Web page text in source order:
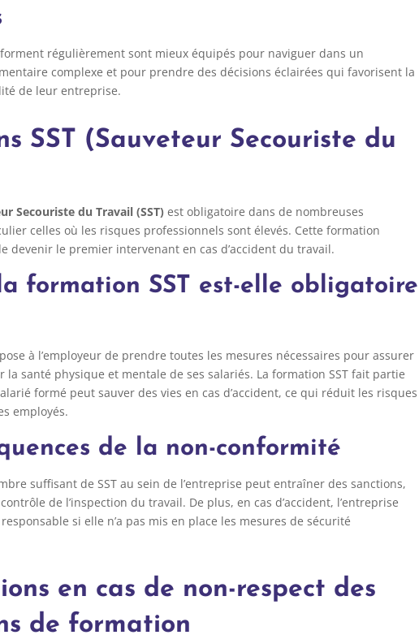
régulièrement sont mieux équipés pour naviguer dans un
complexe et pour prendre des décisions éclairées qui favorisent la
de leur entreprise.
SST (Sauveteur Secouriste du
Secouriste du Travail (SST) est obligatoire dans de nombreuses
celles où les risques professionnels sont élevés. Cette formation
devenir le premier intervenant en cas d’accident du travail.
formation SST est-elle obligatoire
à l’employeur de prendre toutes les mesures nécessaires pour assurer
la santé physique et mentale de ses salariés. La formation SST fait partie
formé peut sauver des vies en cas d’accident, ce qui réduit les risques
employés.
de la non-conformité
suffisant de SST au sein de l’entreprise peut entraîner des sanctions,
de l’inspection du travail. De plus, en cas d’accident, l’entreprise
si elle n’a pas mis en place les mesures de sécurité
en cas de non-respect des
de formation